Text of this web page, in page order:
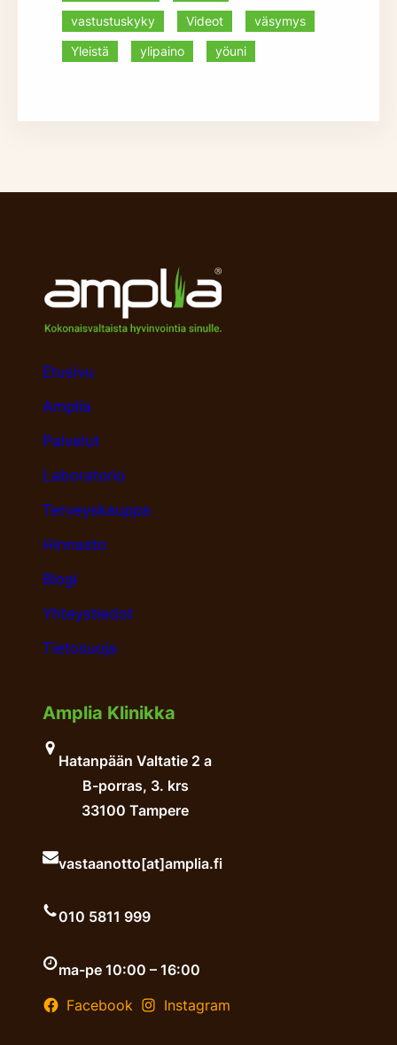
vastustuskyky
Videot
väsymys
Yleistä
ylipaino yöuni
Etusivu
Amplia
Palvelut
Laboratorio
Terveyskauppa
Hinnasto
Blogi
Yhteystiedot
Tietosuoja
Amplia Klinikka
Hatanpään Valtatie 2 a
B-porras, 3. krs
33100 Tampere
vastaanotto[at]amplia.fi
010 5811 999
ma-pe 10:00 – 16:00
Facebook
Instagram